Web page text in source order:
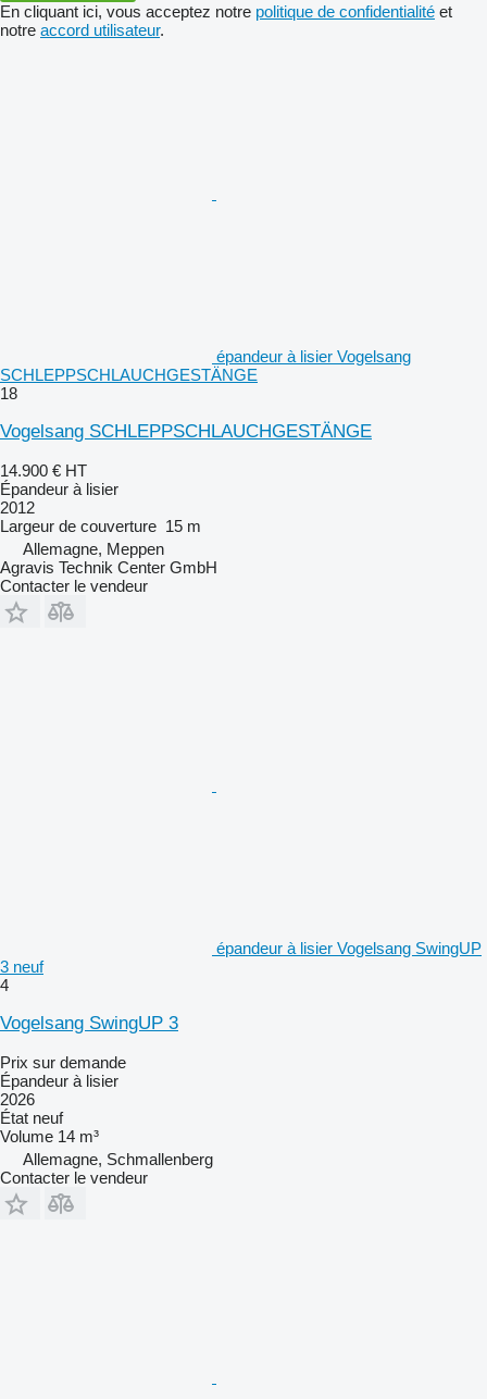
En cliquant ici, vous acceptez notre politique de confidentialité et
notre accord utilisateur.
épandeur à lisier Vogelsang
SCHLEPPSCHLAUCHGESTÄNGE
18
Vogelsang SCHLEPPSCHLAUCHGESTÄNGE
14.900 € HT
Épandeur à lisier
2012
Largeur de couverture 15 m
Allemagne, Meppen
Agravis Technik Center GmbH
Contacter le vendeur
épandeur à lisier Vogelsang SwingUP
3 neuf
4
Vogelsang SwingUP 3
Prix sur demande
Épandeur à lisier
2026
État neuf
Volume 14 m³
Allemagne, Schmallenberg
Contacter le vendeur